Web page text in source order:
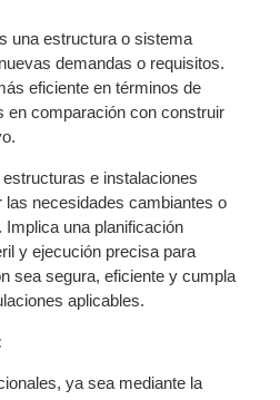
una estructura o sistema
demandas o requisitos.
eficiente en términos de
en comparación con construir
e instalaciones
necesidades cambiantes o
una planificación
y ejecución precisa para
sea segura, eficiente y cumpla
aplicables.
ya sea mediante la